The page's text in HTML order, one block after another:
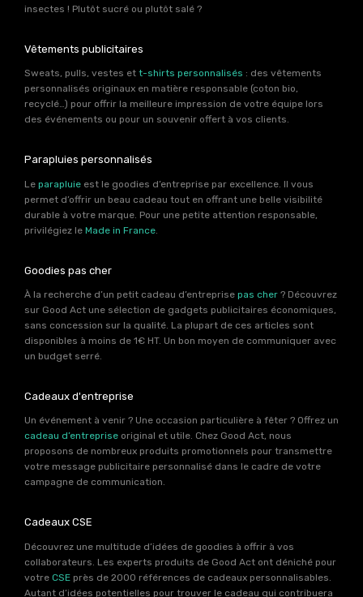
insectes ! Plutôt sucré ou plutôt salé ?
Vêtements publicitaires
Sweats, pulls, vestes et t-shirts personnalisés : des vêtements
personnalisés originaux en matière responsable (coton bio,
recyclé…) pour offrir la meilleure impression de votre équipe lors
des événements ou pour un souvenir offert à vos clients.
Parapluies personnalisés
Le parapluie est le goodies d’entreprise par excellence. Il vous
permet d’offrir un beau cadeau tout en offrant une belle visibilité
durable à votre marque. Pour une petite attention responsable,
privilégiez le Made in France
Goodies pas cher
À la recherche d’un petit cadeau d’entreprise pas cher ? Découvrez
sur Good Act une sélection de gadgets publicitaires économiques,
sans concession sur la qualité. La plupart de ces articles sont
disponibles à moins de 1€ HT. Un bon moyen de communiquer avec
un budget serré.
Cadeaux d'entreprise
Un événement à venir ? Une occasion particulière à fêter ? Offrez un
cadeau d’entreprise original et utile. Chez Good Act, nous
proposons de nombreux produits promotionnels pour transmettre
votre message publicitaire personnalisé dans le cadre de votre
campagne de communication.
Cadeaux CSE
Découvrez une multitude d’idées de goodies à offrir à vos
collaborateurs. Les experts produits de Good Act ont déniché pour
votre CSE près de 2000 références de cadeaux personnalisables.
Autant d’idées potentielles pour trouver le cadeau qui contribuera